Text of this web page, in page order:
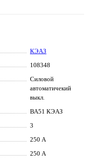
КЭАЗ
108348
Силовой
автоматичекий
выкл.
ВА51 КЭАЗ
3
250 А
250 А